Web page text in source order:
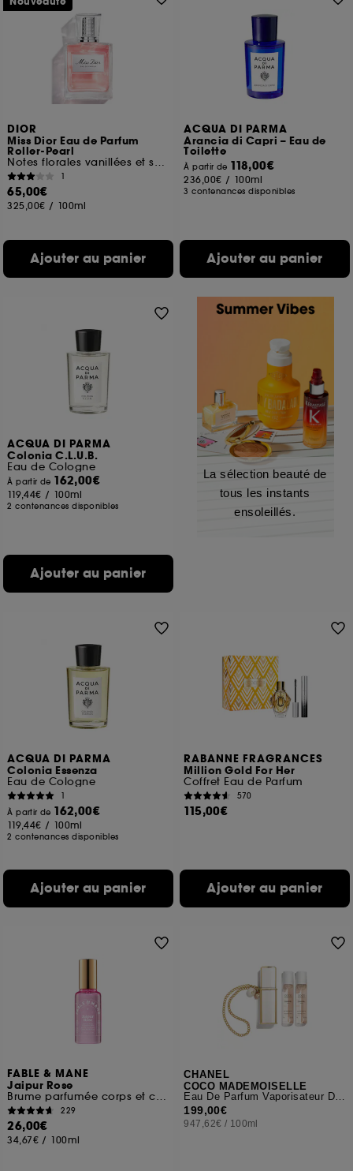
DIOR
Miss Dior Eau de Parfum
Roller-Pearl
Notes florales vanillées et sensuelles
1
65,00€
325,00€ / 100ml
Ajouter au panier
ACQUA DI PARMA
Arancia di Capri – Eau de
Toilette
À partir de 118,00€
236,00€ / 100ml
3 contenances disponibles
Ajouter au panier
ACQUA DI PARMA
Colonia C.L.U.B.
Eau de Cologne
À partir de 162,00€
119,44€ / 100ml
2 contenances disponibles
Ajouter au panier
La sélection beauté de
tous les instants
ensoleillés.
ACQUA DI PARMA
Colonia Essenza
Eau de Cologne
1
À partir de 162,00€
119,44€ / 100ml
2 contenances disponibles
Ajouter au panier
RABANNE FRAGRANCES
Million Gold For Her
Coffret Eau de Parfum
570
115,00€
Ajouter au panier
FABLE & MANE
Jaipur Rose
Brume parfumée corps et cheveux
229
26,00€
34,67€ / 100ml
CHANEL
COCO MADEMOISELLE
Eau De Parfum Vaporisateur De Sac Rechargeable
199,00€
947,62€ / 100ml